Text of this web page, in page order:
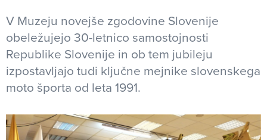
V Muzeju novejše zgodovine Slovenije
obeležujejo 30-letnico samostojnosti
Republike Slovenije in ob tem jubileju
izpostavljajo tudi ključne mejnike slovenskega
moto športa od leta 1991.